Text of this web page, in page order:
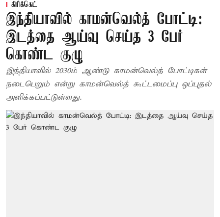
கிரிக்கெட்
இந்தியாவில் காமன்வெல்த் போட்டி:
இடத்தை ஆய்வு செய்த 3 பேர்
கொண்ட குழு
இந்தியாவில் 2030ம் ஆண்டு காமன்வெல்த் போட்டிகள்
நடைபெறும் என்று காமன்வெல்த் கூட்டமைப்பு ஒப்புதல்
அளிக்கப்பட்டுள்ளது.